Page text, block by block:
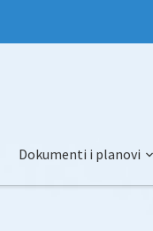
Dokumenti i planovi